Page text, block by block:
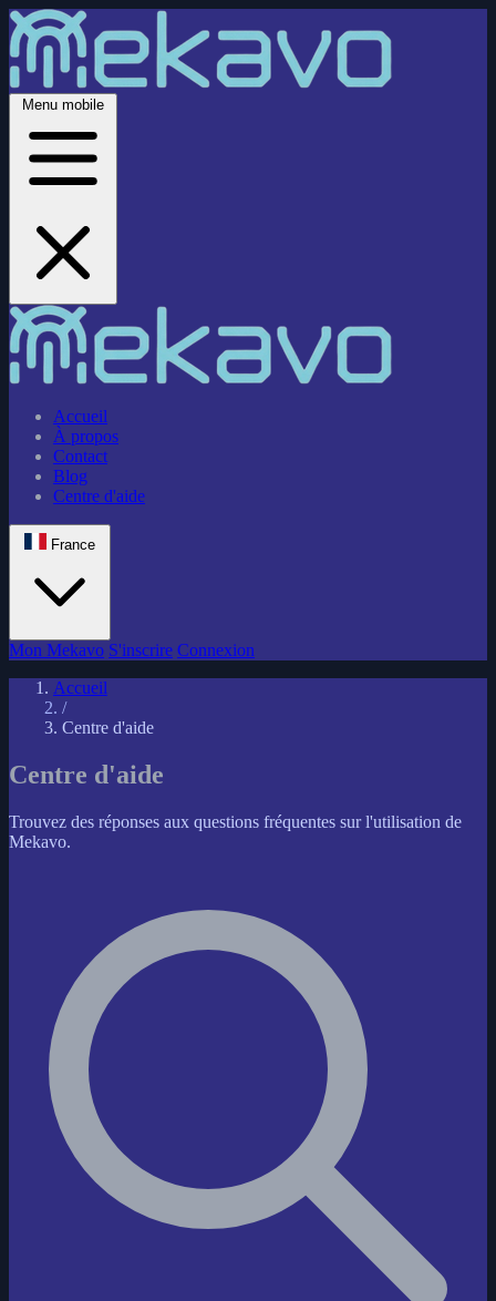
Menu mobile
Accueil
À propos
Contact
Blog
Centre d'aide
France
Mon Mekavo S'inscrire Connexion
Accueil
/
Centre d'aide
Centre d'aide
Trouvez des réponses aux questions fréquentes sur l'utilisation de
Mekavo.